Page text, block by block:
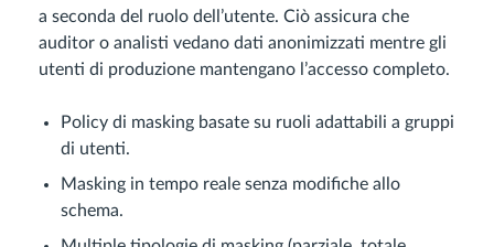
a seconda del ruolo dell’utente. Ciò assicura che
auditor o analisti vedano dati anonimizzati mentre gli
utenti di produzione mantengano l’accesso completo.
Policy di masking basate su ruoli adattabili a gruppi
di utenti.
Masking in tempo reale senza modifiche allo
schema.